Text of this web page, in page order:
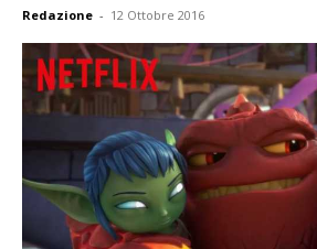
Redazione - 12 Ottobre 2016